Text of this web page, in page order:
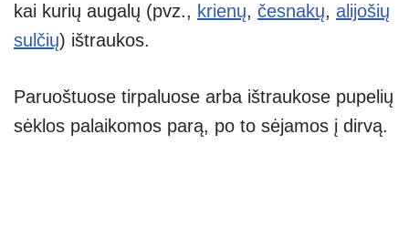
kai kurių augalų (pvz., krienų, česnakų, alijošių
sulčių) ištraukos.
Paruoštuose tirpaluose arba ištraukose pupelių
sėklos palaikomos parą, po to sėjamos į dirvą.